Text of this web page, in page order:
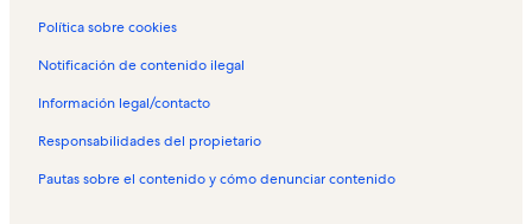
Política sobre cookies
Notificación de contenido ilegal
Información legal/contacto
Responsabilidades del propietario
Pautas sobre el contenido y cómo denunciar contenido